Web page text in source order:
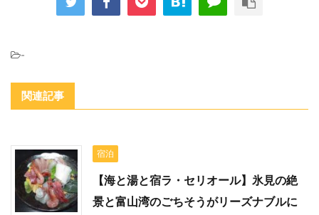
-
関連記事
宿泊
【海と湯と宿ラ・セリオール】氷見の絶
景と富山湾のごちそうがリーズナブルに